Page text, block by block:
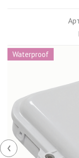
Waterproof
‹